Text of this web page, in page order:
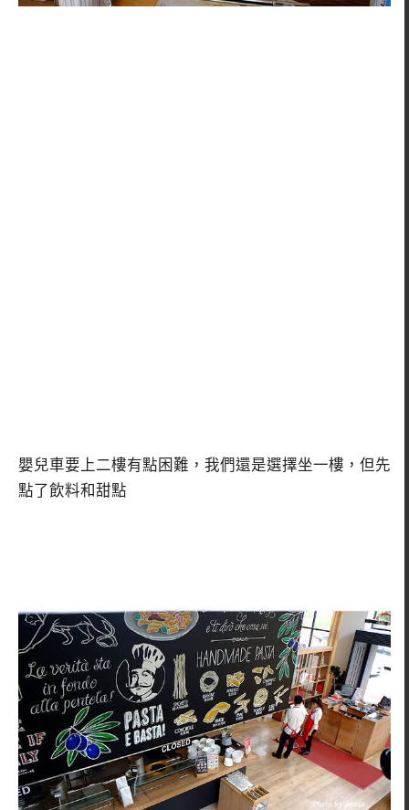
嬰兒車要上二樓有點困難，我們還是選擇坐一樓，但先
點了飲料和甜點